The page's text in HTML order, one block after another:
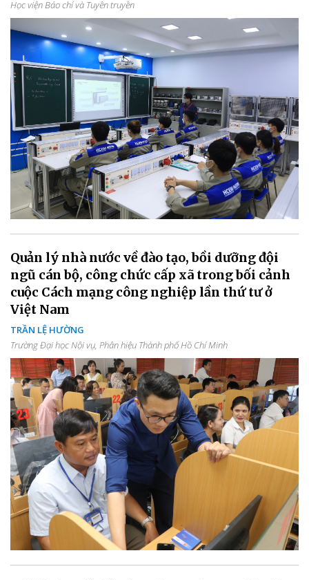
Học viện Báo chí và Tuyên truyền
Quản lý nhà nước về đào tạo, bồi dưỡng đội
ngũ cán bộ, công chức cấp xã trong bối cảnh
cuộc Cách mạng công nghiệp lần thứ tư ở
Việt Nam
TRẦN LỆ HƯỜNG
Trường Đại học Nội vụ, Phân hiệu Thành phố Hồ Chí Minh